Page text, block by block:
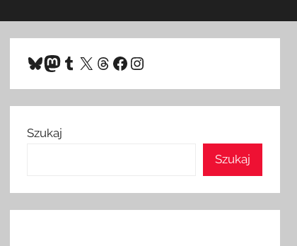
Bluesky
Mastodon
Tumblr
X Threads
Facebook
Instagram
Szukaj
Szukaj